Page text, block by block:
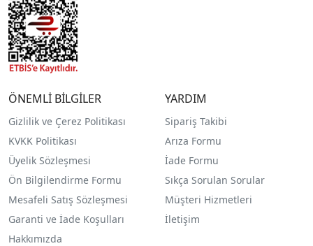
ÖNEMLİ BİLGİLER
Gizlilik ve Çerez Politikası
KVKK Politikası
Üyelik Sözleşmesi
Ön Bilgilendirme Formu
Mesafeli Satış Sözleşmesi
Garanti ve İade Koşulları
Hakkımızda
YARDIM
Sipariş Takibi
Arıza Formu
İade Formu
Sıkça Sorulan Sorular
Müşteri Hizmetleri
İletişim